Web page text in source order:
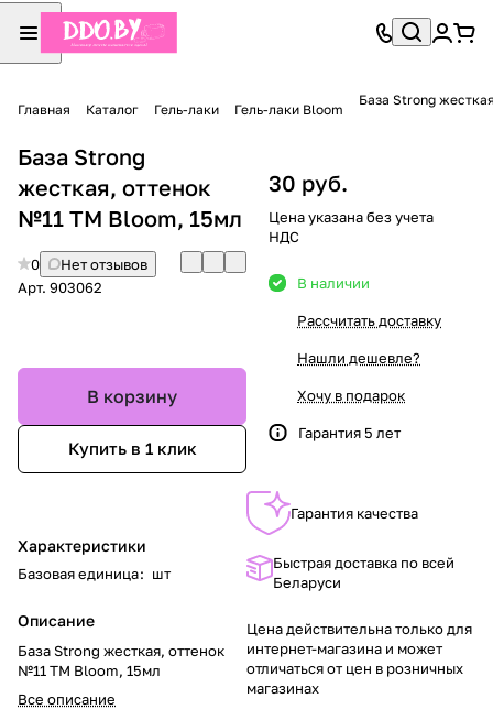
Главная Каталог Гель-лаки Гель-лаки Bloom
База Strong
База Strong
жесткая, оттенок
№11 TM Bloom, 15мл
0
Нет отзывов
Арт. 903062
В корзину
Купить в 1 клик
Характеристики
Базовая единица: шт
Описание
База Strong жесткая, оттенок
№11 TM Bloom, 15мл
Все описание
30 руб.
Цена указана без учета
НДС
В наличии
Рассчитать доставку
Нашли дешевле?
Хочу в подарок
Гарантия 5 лет
Гарантия качества
Быстрая доставка по всей
Беларуси
Цена действительна только для
интернет-магазина и может
отличаться от цен в розничных
магазинах